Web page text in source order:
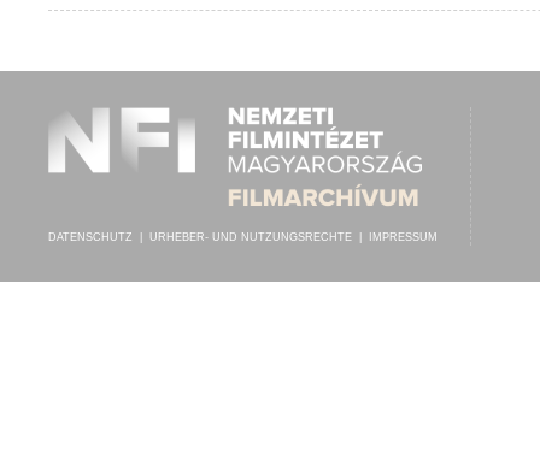
DATENSCHUTZ URHEBER- UND NUTZUNGSRECHTE IMPRESSUM